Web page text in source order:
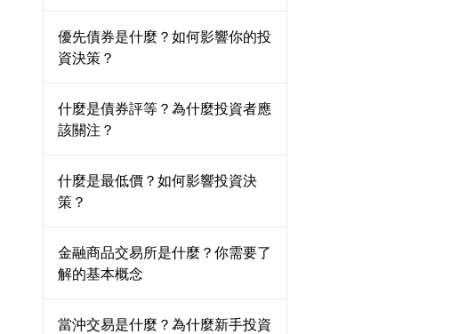
優先債券是什麼？如何影響你的投
資決策？
什麼是債券評等？為什麼投資者應
該關注？
什麼是最低價？如何影響投資決
策？
金融商品交易所是什麼？你需要了
解的基本概念
當沖交易是什麼？為什麼新手投資